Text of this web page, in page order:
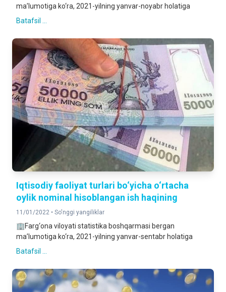
ma’lumotiga ko‘ra, 2021-yilning yanvar-noyabr holatiga
Batafsil ...
Iqtisodiy faoliyat turlari bo‘yicha o‘rtacha
oylik nominal hisoblangan ish haqining
11/01/2022 • So'nggi yangiliklar
🏢Farg‘ona viloyati statistika boshqarmasi bergan
ma’lumotiga ko‘ra, 2021-yilning yanvar-sentabr holatiga
Batafsil ...